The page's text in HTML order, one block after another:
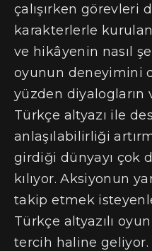
çalışırken görevleri
karakterlerle
ve hikâyenin nasıl
oyunun deneyimini
yüzden diyalogların
Türkçe altyazı ile
anlaşılabilirliği
girdiği dünyayı çok
kılıyor. Aksiyonun
takip etmek
Türkçe altyazılı
tercih haline geliyor.